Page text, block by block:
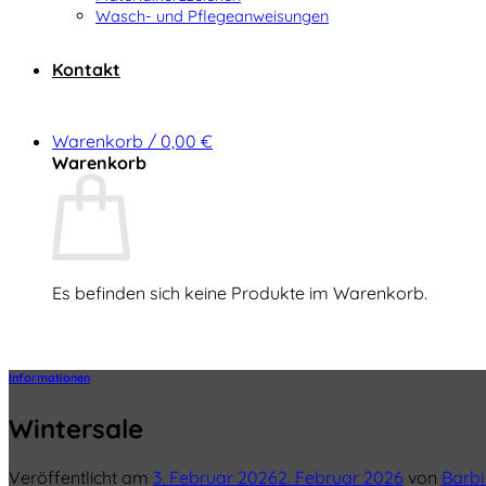
Wasch- und Pflegeanweisungen
Kontakt
Warenkorb / 0,00 €
Warenkorb
Es befinden sich keine Produkte im Warenkorb.
Informationen
Wintersale
Veröffentlicht am 3. Februar 20262. Februar 2026 von